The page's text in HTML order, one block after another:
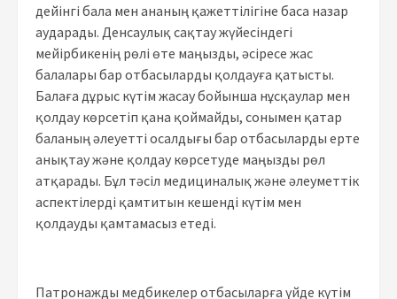
дейінгі бала мен ананың қажеттілігіне баса назар
аударады. Денсаулық сақтау жүйесіндегі
мейірбикенің рөлі өте маңызды, әсіресе жас
балалары бар отбасыларды қолдауға қатысты.
Балаға дұрыс күтім жасау бойынша нұсқаулар мен
қолдау көрсетіп қана қоймайды, сонымен қатар
баланың әлеуетті осалдығы бар отбасыларды ерте
анықтау және қолдау көрсетуде маңызды рөл
атқарады. Бұл тәсіл медициналық және әлеуметтік
аспектілерді қамтитын кешенді күтім мен
қолдауды қамтамасыз етеді.
Патронажды медбикелер отбасыларға үйде күтім